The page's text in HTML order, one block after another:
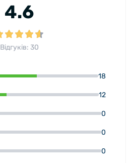
4.6
Відгуків: 30
18
12
0
0
0